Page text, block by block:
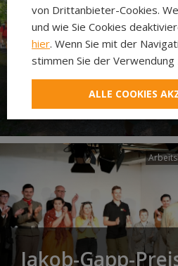
Neuer
Laudato si’
Jakob-Gapp-
von Drittanbieter-Cookies.
und wie Sie Cookies
hier. Wenn Sie mit der
stimmen Sie der Verwendung
ALLE COOKIES